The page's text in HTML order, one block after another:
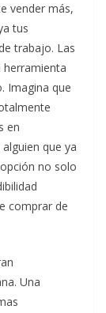
vender más,
tus
trabajo. Las
herramienta
Imagina que
en
que ya
no solo
comprar de
Una